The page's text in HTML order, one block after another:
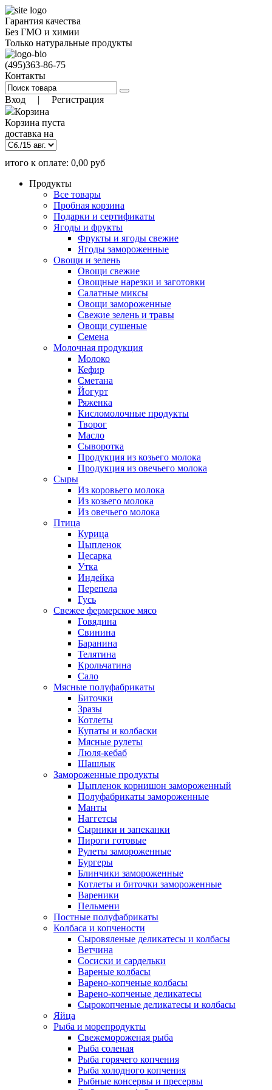
Гарантия качества
Без ГМО и химии
Только натуральные продукты
(495)363-86-75
Контакты
Вход | Регистрация
Корзина
Корзина пуста
доставка на
) 12 авг. 12:00 (заказать до
Позиций:
0.00руб
итого к оплате: 0,00 руб
Продукты
Все товары
Пробная корзина
Подарки и сертификаты
Ягоды и фрукты
Фрукты и ягоды свежие
Ягоды замороженные
Овощи и зелень
Овощи свежие
Овощные нарезки и заготовки
Салатные миксы
Овощи замороженные
Свежие зелень и травы
Овощи сушеные
Семена
Молочная продукция
Молоко
Кефир
Сметана
Йогурт
Ряженка
Кисломолочные продукты
Творог
Масло
Сыворотка
Продукция из козьего молока
Продукция из овечьего молока
Сыры
Из коровьего молока
Из козьего молока
Из овечьего молока
Птица
Курица
Цыпленок
Цесарка
Утка
Индейка
Перепела
Гусь
Свежее фермерское мясо
Говядина
Свинина
Баранина
Телятина
Крольчатина
Сало
Мясные полуфабрикаты
Биточки
Зразы
Котлеты
Купаты и колбаски
Мясные рулеты
Люля-кебаб
Шашлык
Замороженные продукты
Цыпленок корнишон замороженный
Полуфабрикаты замороженные
Манты
Наггетсы
Сырники и запеканки
Пироги готовые
Рулеты замороженные
Бургеры
Блинчики замороженные
Котлеты и биточки замороженные
Вареники
Пельмени
Постные полуфабрикаты
Колбаса и копчености
Сыровяленые деликатесы и колбасы
Ветчина
Сосиски и сардельки
Вареные колбасы
Варено-копченые колбасы
Варено-копченые деликатесы
Сырокопченые деликатесы и колбасы
Яйца
Рыба и морепродукты
Свежемороженая рыба
Рыба соленая
Рыба горячего копчения
Рыба холодного копчения
Рыбные консервы и пресервы